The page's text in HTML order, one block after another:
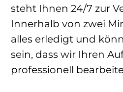
steht Ihnen 24/7 zur
Innerhalb von zwei
alles erledigt und
sein, dass wir Ihren
professionell